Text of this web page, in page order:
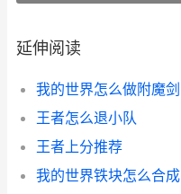
延伸阅读
我的世界怎么做附魔剑
王者怎么退小队
王者上分推荐
我的世界铁块怎么合成